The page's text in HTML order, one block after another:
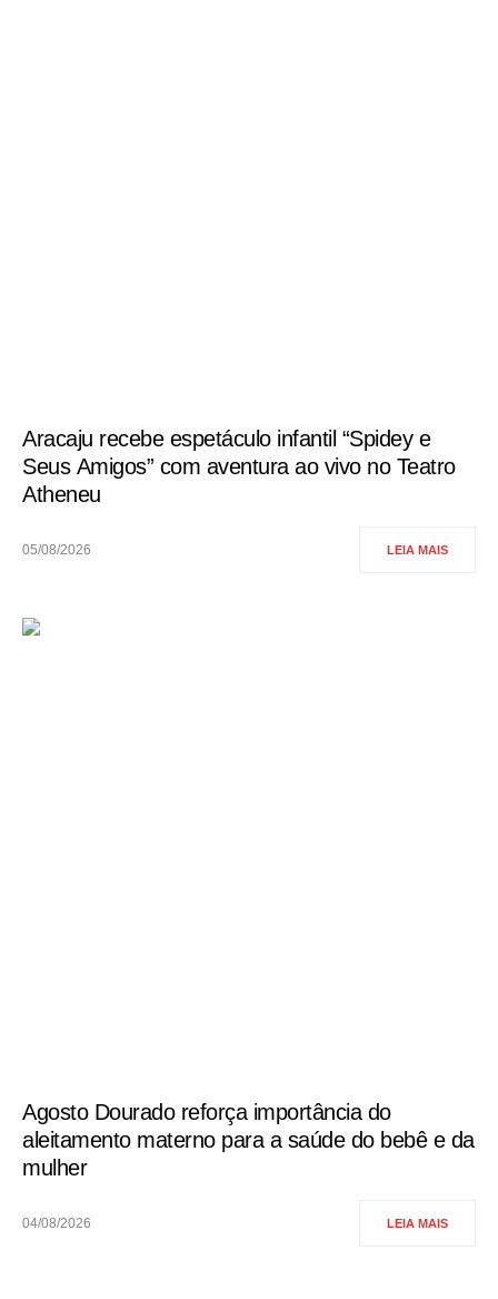
Aracaju recebe espetáculo infantil “Spidey e
Seus Amigos” com aventura ao vivo no Teatro
Atheneu
05/08/2026 LEIA MAIS
Agosto Dourado reforça importância do
aleitamento materno para a saúde do bebê e da
mulher
04/08/2026 LEIA MAIS